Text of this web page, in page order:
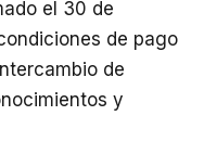
el 30 de
de pago
de
y